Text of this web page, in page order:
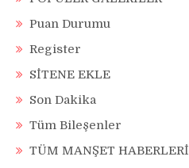
Puan Durumu
Register
SİTENE EKLE
Son Dakika
Tüm Bileşenler
TÜM MANŞET HABERLERİ